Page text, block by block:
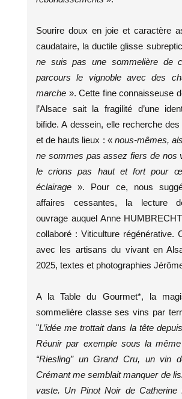
Sourire doux en joie et caractère
caudataire, la ductile glisse
ne suis pas une sommelière de
parcours le vignoble avec des
marche ». Cette fine connaisseuse
l’Alsace sait la fragilité d’une
bifide. A dessein, elle recherche
et de hauts lieux : « nous-mêmes,
ne sommes pas assez fiers de nos
le crions pas haut et fort pour
éclairage ». Pour ce, nous
affaires cessantes, la lecture
ouvrage auquel Anne
collaboré : Viticulture régénérative.
avec les artisans du vivant en
2025, textes et photographies
A la Table du Gourmet*, la
sommelière classe ses vins par
"L’idée me trottait dans la tête
Réunir par exemple sous la
“Riesling” un Grand Cru, un vin
Crémant me semblait manquer de
vaste. Un Pinot Noir de